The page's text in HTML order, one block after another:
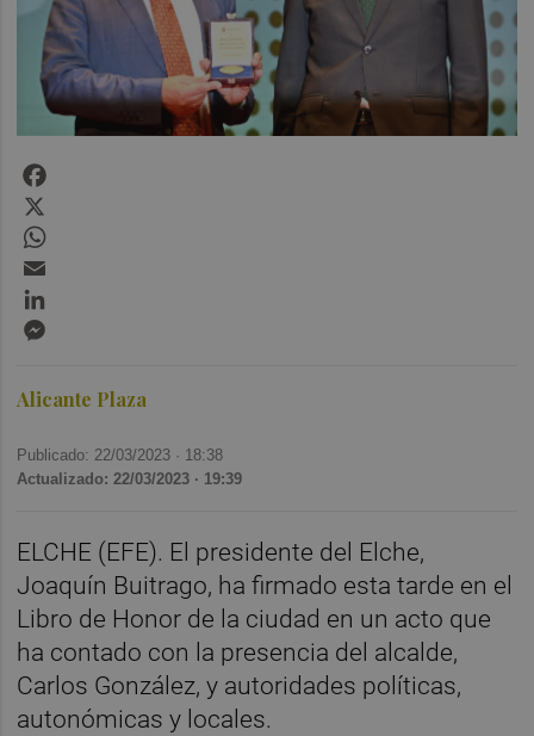
Alicante Plaza
Publicado: 22/03/2023 · 18:38
Actualizado: 22/03/2023 · 19:39
ELCHE (EFE). El presidente del Elche,
Joaquín Buitrago, ha firmado esta tarde en el
Libro de Honor de la ciudad en un acto que
ha contado con la presencia del alcalde,
Carlos González, y autoridades políticas,
autonómicas y locales.